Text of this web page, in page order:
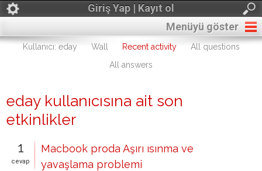
Giriş Yap | Kayıt ol
Menüyü göster
Kullanıcı: eday Wall Recent activity
All questions
All answers
eday kullanıcısına ait son
etkinlikler
1
cevap
Macbook proda Aşırı ısınma ve
yavaşlama problemi